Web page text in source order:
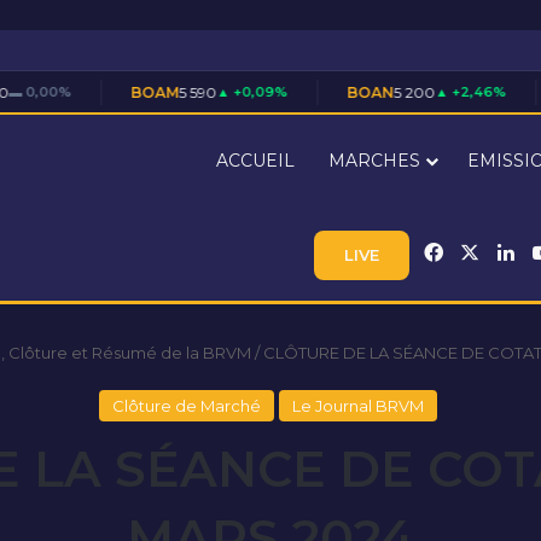
BOAM ▲ +0,09% BOAN ▲ +2,46% BOAS
ACCUEIL MARCHES
LIVE Facebook
Clôture et Résumé de la BRVM / CLÔTURE DE LA SÉANCE DE
Clôture de Marché Le Journal BRVM